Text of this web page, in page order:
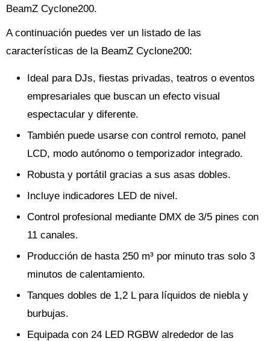
BeamZ Cyclone200.
A continuación puedes ver un listado de las
características de la BeamZ Cyclone200:
Ideal para DJs, fiestas privadas, teatros o eventos
empresariales que buscan un efecto visual
espectacular y diferente.
También puede usarse con control remoto, panel
LCD, modo autónomo o temporizador integrado.
Robusta y portátil gracias a sus asas dobles.
Incluye indicadores LED de nivel.
Control profesional mediante DMX de 3/5 pines con
11 canales.
Producción de hasta 250 m³ por minuto tras solo 3
minutos de calentamiento.
Tanques dobles de 1,2 L para líquidos de niebla y
burbujas.
Equipada con 24 LED RGBW alrededor de las